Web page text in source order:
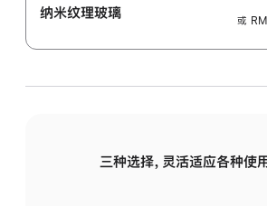
纳米纹理玻璃
或
三种选择，灵活适应各种使